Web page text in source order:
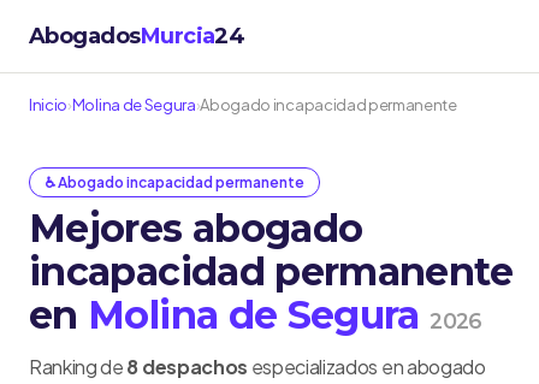
AbogadosMurcia24
Inicio›Molina de Segura›Abogado incapacidad permanente
♿ Abogado incapacidad permanente
Mejores abogado
incapacidad permanente
en Molina de Segura 2026
Ranking de8 despachos especializados en abogado